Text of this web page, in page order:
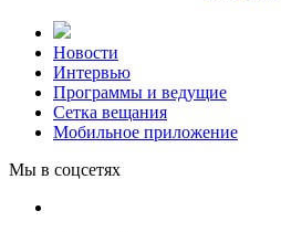
Новости
Интервью
Программы и ведущие
Сетка вещания
Мобильное приложение
Мы в соцсетях